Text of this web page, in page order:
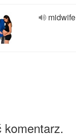
midwife
komentarz.